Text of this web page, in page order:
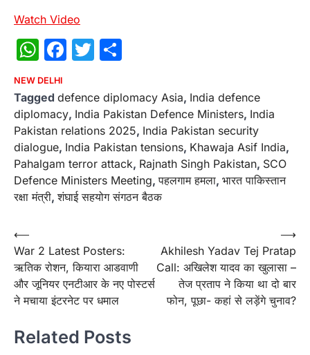
Watch Video
WhatsApp
Facebook
Twitter
NEW DELHI
Tagged defence diplomacy Asia, India defence
diplomacy, India Pakistan Defence Ministers, India
Pakistan relations 2025, India Pakistan security
dialogue, India Pakistan tensions, Khawaja Asif India,
Pahalgam terror attack, Rajnath Singh Pakistan, SCO
Defence Ministers Meeting,पहलगाम हमला, भारत पाकिस्तान
रक्षा मंत्री,शंघाई सहयोग संगठन बैठक
Post
navigation
⟵
War 2 Latest Posters:
ऋतिक रोशन, कियारा आडवाणी
और जूनियर एनटीआर के नए पोस्टर्स
ने मचाया इंटरनेट पर धमाल
Akhilesh Yadav Tej Pratap
Call: अखिलेश यादव का खुलासा –
तेज प्रताप ने किया था दो बार
फोन, पूछा- कहां से लड़ेंगे चुनाव?
⟶
Related Posts